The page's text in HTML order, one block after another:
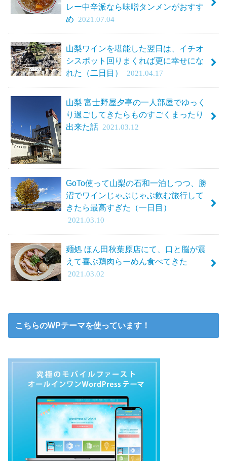
レー中辛派なら味噌タンメンがおすす
め 2021.07.04
山梨ワインを堪能した翌日は、イチオ
シスポット回りまくれば更に幸せにな
れた（二日目）
2021.04.17
山梨 富士野屋夕亭の一人部屋でゆっく
り過ごしてきたらものすごくまったり
出来た話 2021.03.12
GoTo使って山梨の石和一泊しつつ、勝
沼でワインじゃぶじゃぶ飲む旅行して
きたら最高すぎた（一日目）
2021.03.10
麺処 ほん田秋葉原店にて、口と脳が震
えて喜ぶ鶏肉らーめん食べてきた
2021.03.02
こちらのWPテーマを使っています！